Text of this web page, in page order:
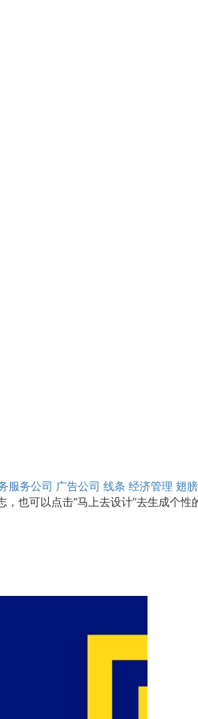
服务公司 广告公司 线条 经济管理 翅膀
也可以点击“马上去设计”去生成个性